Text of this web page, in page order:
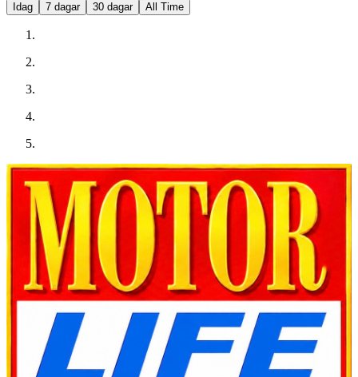
Idag 7 dagar 30 dagar All Time